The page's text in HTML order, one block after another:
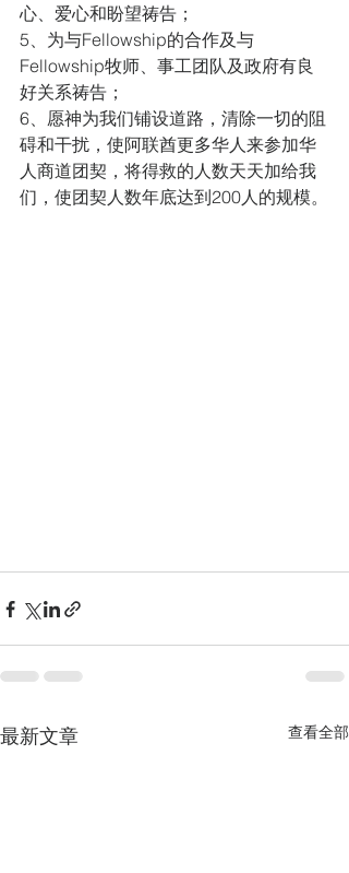
心、爱心和盼望祷告；
5、为与Fellowship的合作及与
Fellowship牧师、事工团队及政府有良
好关系祷告；
6、愿神为我们铺设道路，清除一切的阻
碍和干扰，使阿联酋更多华人来参加华
人商道团契，将得救的人数天天加给我
们，使团契人数年底达到200人的规模。
最新文章 查看全部